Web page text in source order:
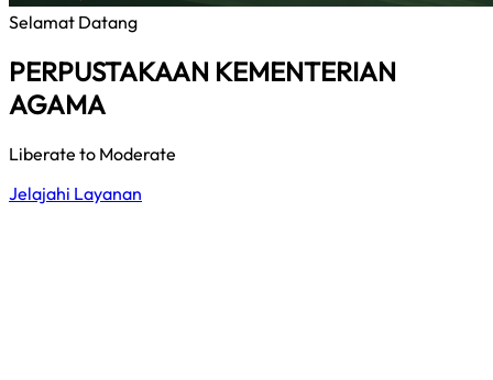
Selamat Datang
PERPUSTAKAAN KEMENTERIAN
AGAMA
Liberate to Moderate
Jelajahi Layanan